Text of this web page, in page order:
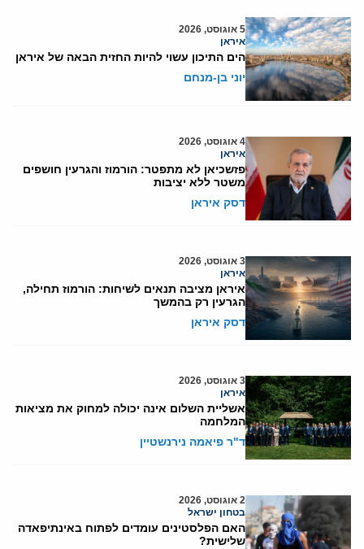
5 אוגוסט, 2026
איראן
הים התיכון עשוי להיות החזית הבאה של איראן
יוני בן-מנחם
4 אוגוסט, 2026
איראן
פזשכיאן לא מתפטר: הורמוז והגרעין חושפים
משטר ללא יציבות
דסק איראן
3 אוגוסט, 2026
איראן
איראן מציבה תנאים לשיחות: הורמוז תחילה,
הגרעין רק בהמשך
דסק איראן
3 אוגוסט, 2026
איראן
אשליית השלום אינה יכולה למחוק את מציאות
המלחמה
ד"ר פיאמה נירנשטיין
2 אוגוסט, 2026
בטחון ישראל
האם הפלסטינים עומדים לפתוח באינתיפאדה
שלישית?